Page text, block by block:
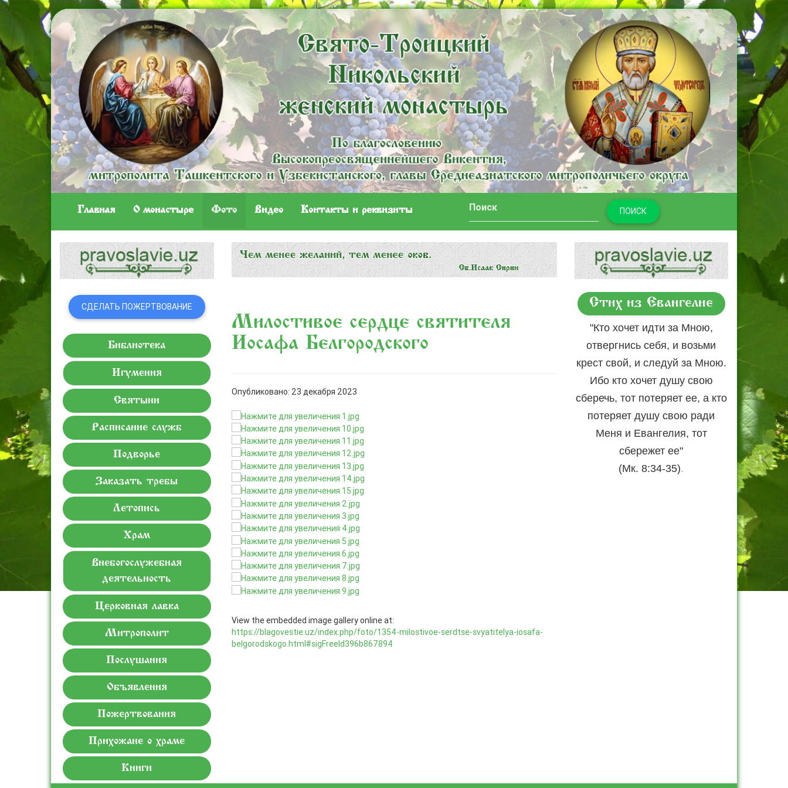
Главная O монастыре Фото Видео Контакты и реквизиты ПОИСК
СДЕЛАТЬ ПОЖЕРТВОВАНИЕ
Библиотека
Игумения
Святыни
Расписание служб
Подворье
Заказать требы
Летопись
Храм
Внебогослужебная
деятельность
Церковная лавка
Митрополит
Послушания
Объявления
Пожертвования
Прихожане о храме
Книги
Милостивое сердце святителя
Иосафа Белгородского
Опубликовано: 23 декабря 2023
View the embedded image gallery online at:
https://blagovestie.uz/index.php/foto/1354-milostivoe-serdtse-svyatitelya-iosafa-
belgorodskogo.html#sigFreeId396b867894
Стих из Евангелие
"Кто хочет идти за Мною,
отвергнись себя, и возьми
крест свой, и следуй за Мною.
Ибо кто хочет душу свою
сберечь, тот потеряет ее, а кто
потеряет душу свою ради
Меня и Евангелия, тот
сбережет ее"
(Мк. 8:34-35).